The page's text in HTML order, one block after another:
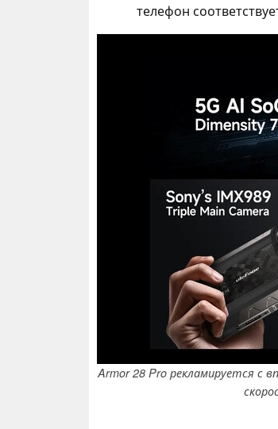
телефон
Armor 28 Pro рекламируется с